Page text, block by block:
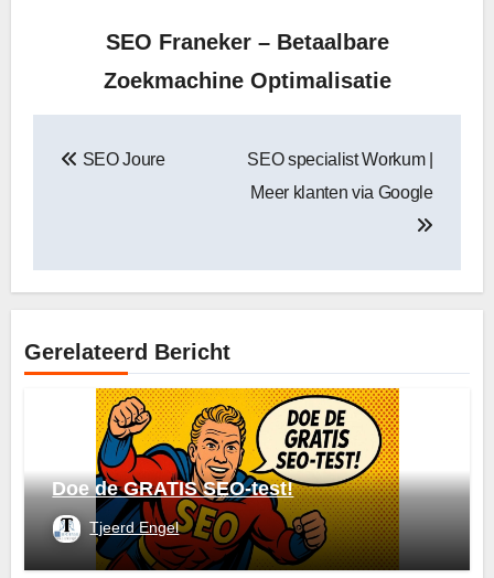
SEO Franeker – Betaalbare
Zoekmachine Optimalisatie
navigatie
SEO Joure
SEO specialist Workum |
Meer klanten via Google
Gerelateerd Bericht
Doe de GRATIS SEO-test!
Tjeerd Engel